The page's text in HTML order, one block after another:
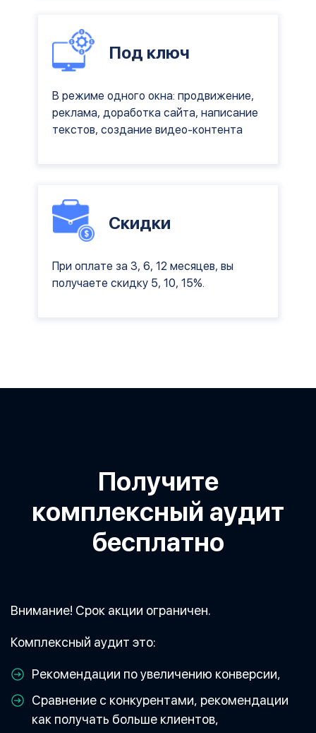
Под ключ
В режиме одного окна: продвижение,
реклама, доработка сайта, написание
текстов, создание видео-контента
Скидки
При оплате за 3, 6, 12 месяцев, вы
получаете скидку 5, 10, 15%.
Получите
комплексный аудит
бесплатно
Внимание! Срок акции ограничен.
Комплексный аудит это:
Рекомендации по увеличению конверсии,
Сравнение с конкурентами, рекомендации
как получать больше клиентов,